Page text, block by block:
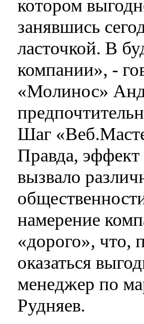
котором
занявшись
ласточкой. В
компании», -
«Молинос»
Шаг
Правда, эффект
вызвало
намерение
«дорого», что,
оказаться
менеджер по
Рудняев.